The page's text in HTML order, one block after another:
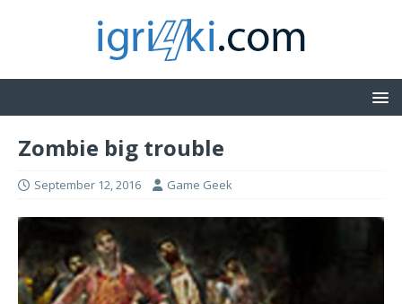
Zombie big trouble
September 12, 2016 Game Geek